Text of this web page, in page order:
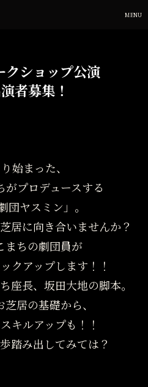
MENU
クショップ公演
者募集！
始まった、
がプロデュースする
団ヤスミン」。
居に向き合いませんか？
まちの劇団員が
クアップします！！
座長、坂田大地の脚本。
居の基礎から、
キルアップも！！
踏み出してみては？